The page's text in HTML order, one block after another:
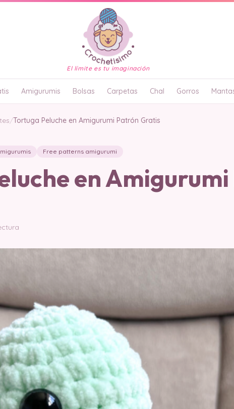
El límite es tu imaginación
Amigurumis Bolsas Carpetas Chal Gorros
/Tortuga Peluche en Amigurumi Patrón Gratis
Free patterns amigurumi
en